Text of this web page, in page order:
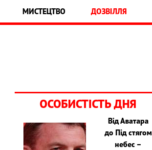
МИСТЕЦТВО ДОЗВІЛЛЯ
ОСОБИСТІСТЬ ДНЯ
Від Аватара
до Під стягом
небес –